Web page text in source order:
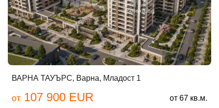
ВАРНА ТАУЪРС, Варна, Младост 1
от 107 900 EUR от 67 кв.м.